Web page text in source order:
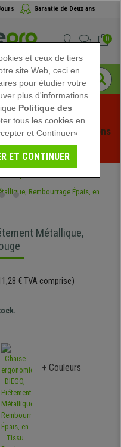
Garantie de Deux ans
0
! Des réductions
limitée - Voir l'offre
Métallique,
€ TVA comprise)
+ Couleurs
et ceux de tiers
site Web, ceci en
pour étudier votre
plus d'informations
Politique des
tous les cookies en
et Continuer»
ET CONTINUER